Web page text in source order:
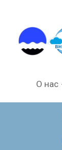
содержимому
О нас